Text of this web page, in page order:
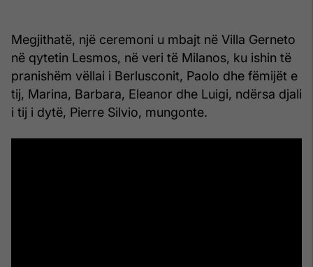
Megjithatë, një ceremoni u mbajt në Villa Gerneto
në qytetin Lesmos, në veri të Milanos, ku ishin të
pranishëm vëllai i Berlusconit, Paolo dhe fëmijët e
tij, Marina, Barbara, Eleanor dhe Luigi, ndërsa djali
i tij i dytë, Pierre Silvio, mungonte.